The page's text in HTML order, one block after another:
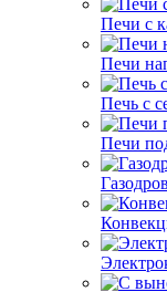
Печи с
Печи
Печь с
Печи